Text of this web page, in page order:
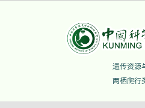
遗传资源
两栖爬行